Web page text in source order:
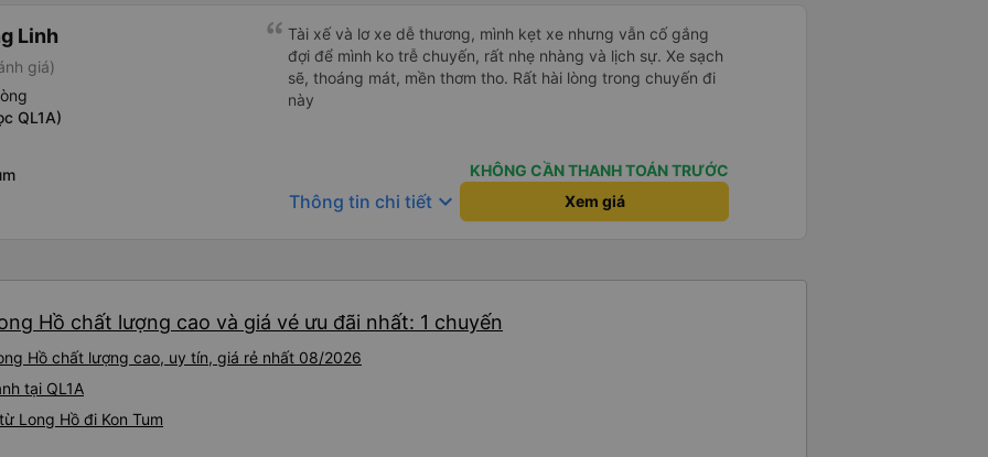
Linh
giá)
QL1A)
Tài xế và lơ xe dễ thương, mình kẹt xe nhưng vẫn cố gắng
đợi để mình ko trễ chuyến, rất nhẹ nhàng và lịch sự. Xe sạch
sẽ, thoáng mát, mền thơm tho. Rất hài lòng trong chuyến đi
này
KHÔNG CẦN THANH TOÁN TRƯỚC
Thông tin chi tiết keyboard_arrow_down Xem giá
Hồ chất lượng cao và giá vé ưu đãi nhất: 1 chuyến
Hồ chất lượng cao, uy tín, giá rẻ nhất 08/2026
tại QL1A
Long Hồ đi Kon Tum